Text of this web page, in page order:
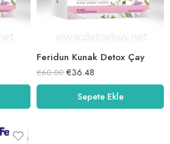
Feridun Kunak Detox Çay
€60.00 €36.48
Sepete Ekle